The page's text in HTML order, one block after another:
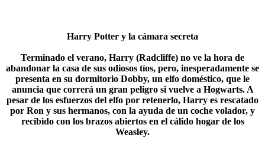
Harry Potter y la cámara secreta
Terminado el verano, Harry (Radcliffe) no ve la hora de
abandonar la casa de sus odiosos tíos, pero, inesperadamente se
presenta en su dormitorio Dobby, un elfo doméstico, que le
anuncia que correrá un gran peligro si vuelve a Hogwarts. A
pesar de los esfuerzos del elfo por retenerlo, Harry es rescatado
por Ron y sus hermanos, con la ayuda de un coche volador, y
recibido con los brazos abiertos en el cálido hogar de los
Weasley.​